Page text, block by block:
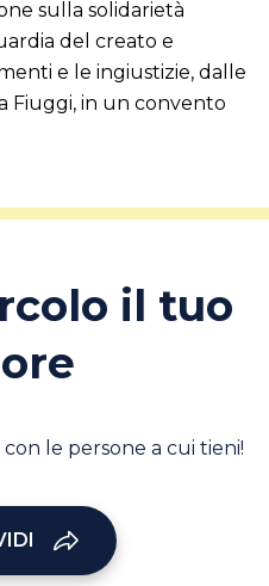
sulla solidarietà
del creato e
e le ingiustizie, dalle
Fiuggi, in un convento
il tuo
le persone a cui tieni!